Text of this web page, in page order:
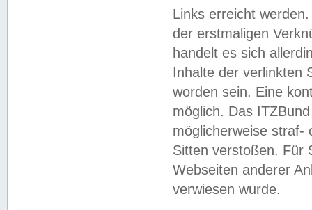
Links erreicht
der erstmaligen
handelt es sich
Inhalte der verlinkten
worden sein. Eine
möglich. Das
möglicherweise straf-
Sitten verstoßen. Für
Webseiten anderer
verwiesen wurde.